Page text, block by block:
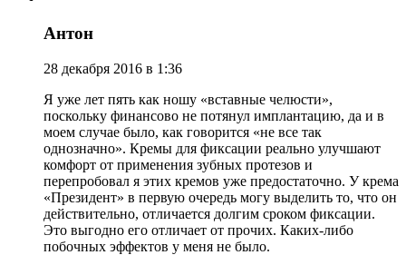
Антон
28 декабря 2016 в 1:36
Я уже лет пять как ношу «вставные челюсти»,
поскольку финансово не потянул имплантацию, да и в
моем случае было, как говорится «не все так
однозначно». Кремы для фиксации реально улучшают
комфорт от применения зубных протезов и
перепробовал я этих кремов уже предостаточно. У крема
«Президент» в первую очередь могу выделить то, что он
действительно, отличается долгим сроком фиксации.
Это выгодно его отличает от прочих. Каких-либо
побочных эффектов у меня не было.